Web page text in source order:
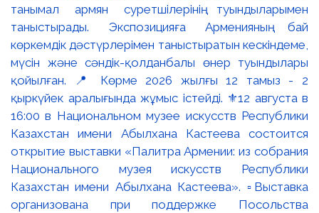
танымал армян суретшілерінің туындыларымен
таныстырады. Экспозицияға Арменияның бай
көркемдік дәстүрлерімен таныстыратын кескіндеме,
мүсін және сәндік-қолданбалы өнер туындылары
қойылған. 📍 Көрме 2026 жылғы 12 тамыз - 2
қыркүйек аралығында жұмыс істейді. ⚜️12 августа в
16:00 в Национальном музее искусств Республики
Казахстан имени Абылхана Кастеева состоится
открытие выставки «Палитра Армении: из собрания
Национального музея искусств Республики
Казахстан имени Абылхана Кастеева». ▫️Выставка
организована при поддержке Посольства